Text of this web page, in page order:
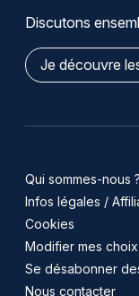
Discutons
Je découvre
Qui sommes-nous ?
Infos légales /
Cookies
Modifier mes
Se désabonner
Nous contacter